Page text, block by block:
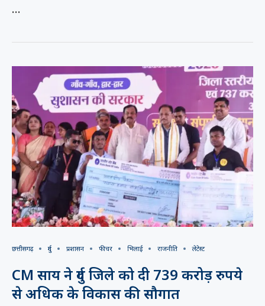
…
छत्तीसगढ़ दुर्ग प्रशासन फीचर भिलाई राजनीति लेटेस्ट
CM साय ने दुर्ग जिले को दी 739 करोड़ रुपये
से अधिक के विकास की सौगात